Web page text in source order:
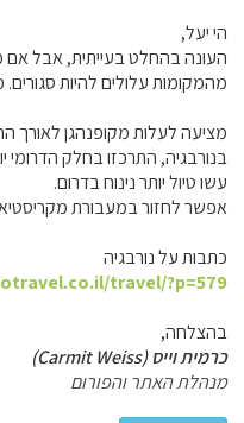
הי יעל,
העונה בהחלט בעייתית, אבל אם
מהמקומות עלולים להיות סגורים.
מציעה לעלות מקופנהגן לאורך
בנורבגיה, התרכזו בחלק הדרומי
עשו טיול יותר נינוח בדרום.
אפשר לחזור במעבורת
כתבות על נורבגיה
travel/?p=579
בהצלחה,
כרמית וייס (Carmit Weiss)
מנהלת האתר והפורום